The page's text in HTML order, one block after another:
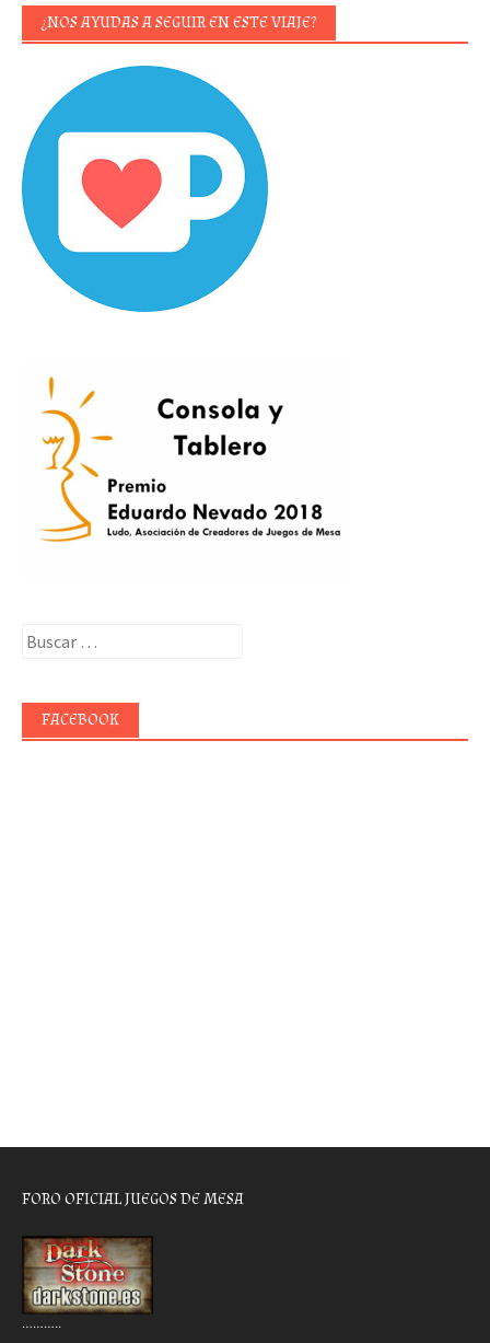
¿NOS AYUDAS A SEGUIR EN ESTE VIAJE?
Buscar:
FACEBOOK
FORO OFICIAL JUEGOS DE MESA
………..